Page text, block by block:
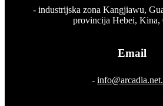
- industrijska zona Kangjiawu,
provincija Hebei, Kina,
Email
-